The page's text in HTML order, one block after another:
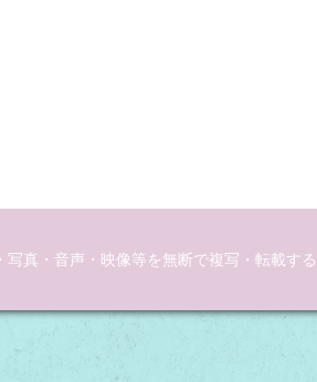
写真・音声・映像等を無断で複写・転載